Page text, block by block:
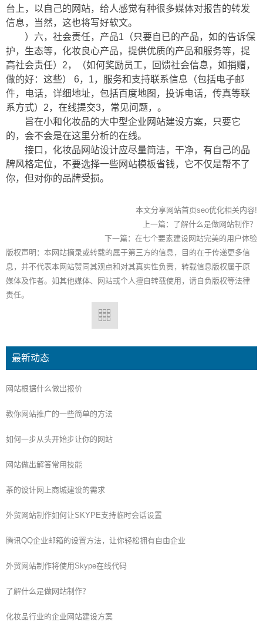
台上，以自己的网站，给人感觉有种很多媒体对报告的转发
信息，当然，这也将写好软文。
）六，社会责任，产品1（只要自已的产品，如的告诉保
护，生态等，化妆良心产品，提供优质的产品和服务等，提
高社会责任）2，（如何奖励员工，回馈社会信息，如捐赠，
做的好：这些） 6，1，服务和支持联系信息（包括电子邮
件，电话，详细地址，包括百度地图，投诉电话，传真等联
系方式）2，在线提交3，常见问题，。
旨在小和化妆品的大中型企业网站建设方案，只要它
的，会不会是在这里分析的在线。
接口，化妆品网站设计应尽量简洁，干净，有自己的品
牌风格定位，不要选择一些网站模板省钱，它不仅是帮不了
你，但对你的品牌受损。
本文分享网站首页seo优化相关内容!
上一篇： 了解什么是做网站制作？
下一篇： 在七个要素建设网站完美的用户体验
版权声明：本网站摘录或转载的属于第三方的信息，目的在于传递更多信
息，并不代表本网站赞同其观点和对其真实性负责，转载信息版权属于原
媒体及作者。如其他媒体、网站或个人擅自转载使用，请自负版权等法律
责任。
最新动态
网站根据什么做出报价
教你网站推广的一些简单的方法
如何一步从头开始步让你的网站
网站做出解答常用技能
茶的设计网上商城建设的需求
外贸网站制作如何让SKYPE支持临时会话设置
腾讯QQ企业邮箱的设置方法，让你轻松拥有自由企业
外贸网站制作将使用Skype在线代码
了解什么是做网站制作？
化妆品行业的企业网站建设方案